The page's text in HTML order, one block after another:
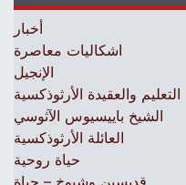
أخبار
اشكاليات معاصرة
الإنجيل
التعليم والعقيدة الأرثوذكسية
الشيخ باييسيوس الآثوسي
العائلة الأرثوذكسية
حياة روحية